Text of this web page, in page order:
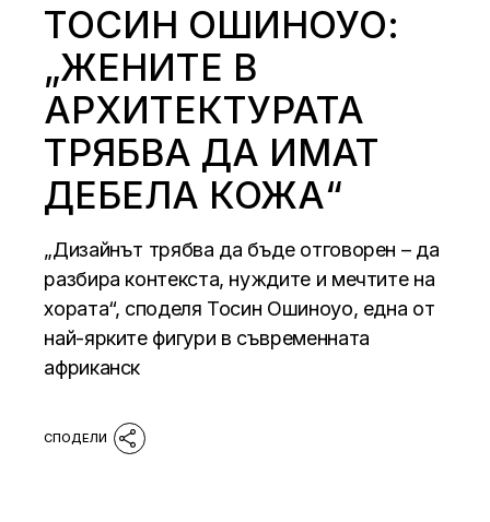
ТОСИН ОШИНОУО:
„ЖЕНИТЕ В
АРХИТЕКТУРАТА
ТРЯБВА ДА ИМАТ
ДЕБЕЛА КОЖА“
„Дизайнът трябва да бъде отговорен – да
разбира контекста, нуждите и мечтите на
хората“, споделя Тосин Ошиноуо, една от
най-ярките фигури в съвременната
африканск